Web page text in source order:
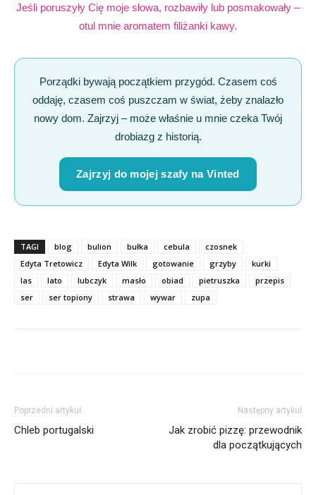
Jeśli poruszyły Cię moje słowa, rozbawiły lub posmakowały –
otul mnie aromatem filiżanki kawy.
Porządki bywają początkiem przygód. Czasem coś
oddaję, czasem coś puszczam w świat, żeby znalazło
nowy dom. Zajrzyj – może właśnie u mnie czeka Twój
drobiazg z historią.
Zajrzyj do mojej szafy na Vinted
TAGI blog bulion bułka cebula
czosnek
Edyta Tretowicz
Edyta Wilk gotowanie grzyby
kurki
las
lato lubczyk masło obiad pietruszka
przepis
ser
ser topiony strawa wywar zupa
Poprzedni artykuł
Chleb portugalski
Następny artykuł
Jak zrobić pizzę: przewodnik
dla początkujących